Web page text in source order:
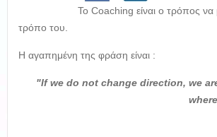
Το Coaching είναι ο τρόπος να
τρόπο του.
Η αγαπημένη της φράση είναι :
"If we do not change direction, we